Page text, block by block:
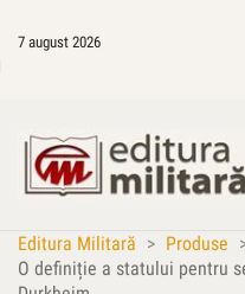
7 august 2026
Editura Militară > Produse
O definiție a statului pentru